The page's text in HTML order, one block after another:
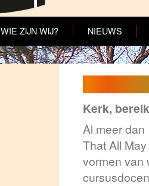
WIE ZIJN WIJ? NIEUWS
Kerk,
Al meer dan
That All
vormen van